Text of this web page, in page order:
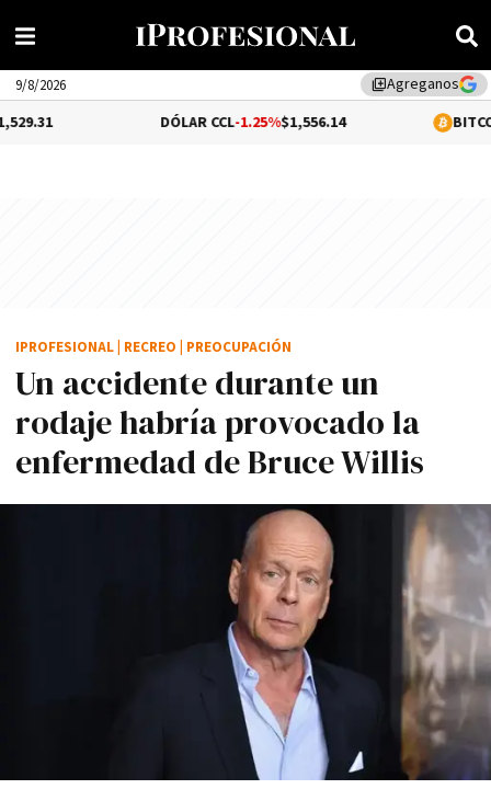
library_addAgreganos
9/8/2026
-1.25%$1,556.14 0.06%
Un accidente durante un
rodaje habría provocado la
enfermedad de Bruce Willis
IPROFESIONAL RECREO PREOCUPACIÓN